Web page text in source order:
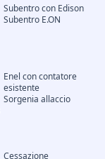
Subentro con Edison
Subentro E.ON
Enel con contatore
esistente
Sorgenia allaccio
Cessazione